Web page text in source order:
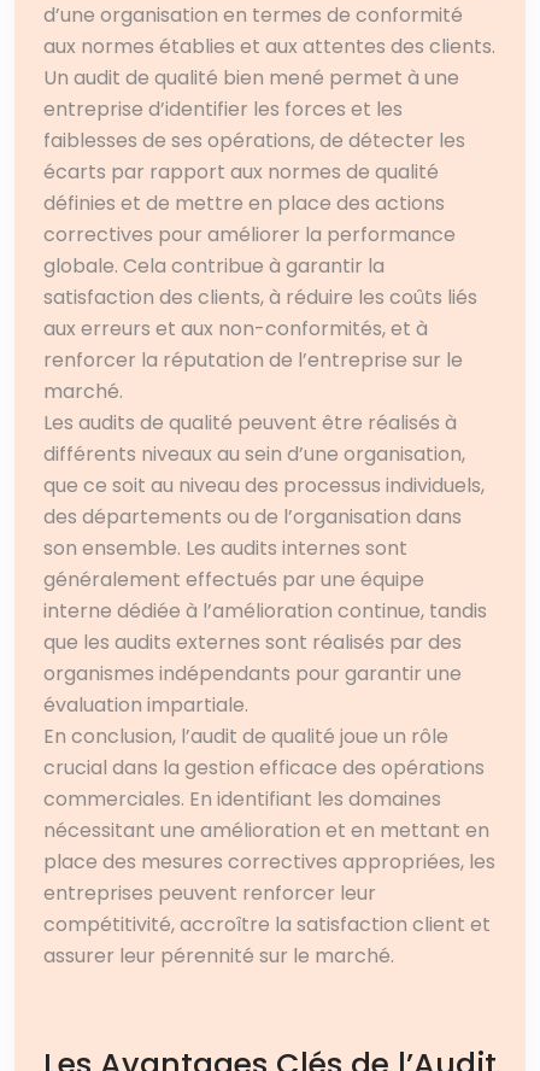
d’une organisation en termes de conformité
aux normes établies et aux attentes des clients.
Un audit de qualité bien mené permet à une
entreprise d’identifier les forces et les
faiblesses de ses opérations, de détecter les
écarts par rapport aux normes de qualité
définies et de mettre en place des actions
correctives pour améliorer la performance
globale. Cela contribue à garantir la
satisfaction des clients, à réduire les coûts liés
aux erreurs et aux non-conformités, et à
renforcer la réputation de l’entreprise sur le
marché.
Les audits de qualité peuvent être réalisés à
différents niveaux au sein d’une organisation,
que ce soit au niveau des processus individuels,
des départements ou de l’organisation dans
son ensemble. Les audits internes sont
généralement effectués par une équipe
interne dédiée à l’amélioration continue, tandis
que les audits externes sont réalisés par des
organismes indépendants pour garantir une
évaluation impartiale.
En conclusion, l’audit de qualité joue un rôle
crucial dans la gestion efficace des opérations
commerciales. En identifiant les domaines
nécessitant une amélioration et en mettant en
place des mesures correctives appropriées, les
entreprises peuvent renforcer leur
compétitivité, accroître la satisfaction client et
assurer leur pérennité sur le marché.